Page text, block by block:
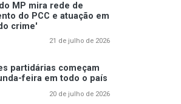
MP mira rede de
do PCC e atuação em
crime'
21 de julho de 2026
partidárias começam
feira em todo o país
20 de julho de 2026